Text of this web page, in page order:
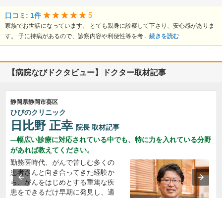
口コミ: 1件 5
家族でお世話になっています。 とても親身に診察して下さり、安心感がありま
す。 子に持病があるので、診察内容や利便性等を考... 続きを読む
【病院なびドクタビュー】ドクター取材記事
静岡県静岡市葵区
ひびのクリニック
日比野 正幸 院長 取材記事
幅広い診療に対応されている中でも、特に力を入れている分野
があれば教えてください。
勤務医時代、がんで苦しむ多くの
患者さんと向き合ってきた経験か
ら、がんをはじめとする重篤な疾
患をできるだけ早期に発見し、適